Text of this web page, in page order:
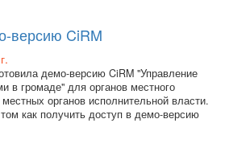
версию CiRM
демо-версию CiRM "Управление
в громаде" для органов местного
органов исполнительной власти.
как получить доступ в демо-версию